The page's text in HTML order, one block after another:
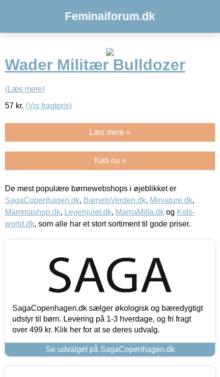
Feminaiforum.dk
Wader Militær Bulldozer
(Læs mere)
57 kr. (Vis fragtpris)
Læs mere »
Køb nu »
De mest populære børnewebshops i øjeblikket er
SagaCopenhagen.dk, BarnetsVerden.dk, Miniature.dk,
Mammashop.dk, Legehjulet.dk, MamaMilla.dk og Kids-
world.dk, som alle har et stort sortiment til gode priser.
SagaCopenhagen.dk sælger økologisk og bæredygtigt
udstyr til børn. Levering på 1-3 hverdage, og fri fragt
over 499 kr. Klik her for at se deres udvalg.
Se udvalget på SagaCopenhagen.dk